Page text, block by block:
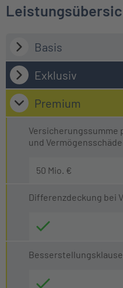
Basis
Exklusiv
Premium
Versicherungssumme
und
50 Mio. €
Differenzdeckung bei